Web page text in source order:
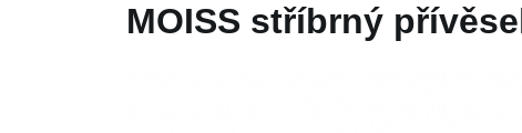
MOISS stříbrný